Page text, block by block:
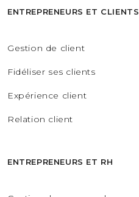
ENTREPRENEURS ET CLIENTS
Gestion de client
Fidéliser ses clients
Expérience client
Relation client
ENTREPRENEURS ET RH